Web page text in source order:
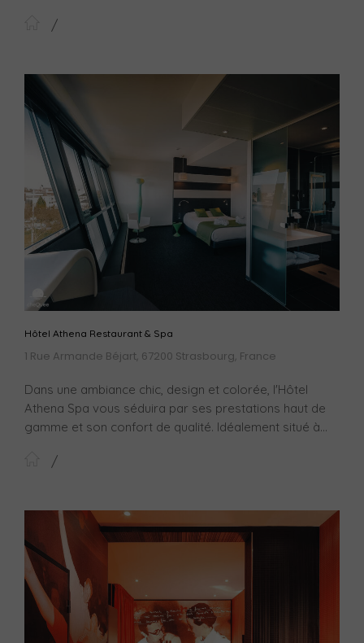
Hôtel Athena Restaurant & Spa
1 Rue Armande Béjart, 67200 Strasbourg, France
Dans une ambiance chic, design et colorée, l'Hôtel
Athena Spa vous séduira par ses prestations haut de
gamme et son confort de qualité. Idéalement situé à...